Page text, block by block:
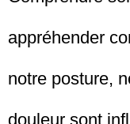
appréhender
notre posture,
douleur sont